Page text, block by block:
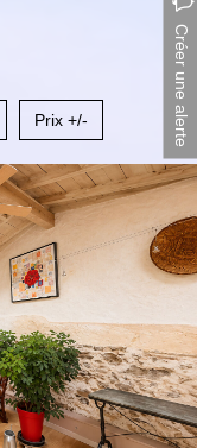
Créer une alerte
Prix +/-